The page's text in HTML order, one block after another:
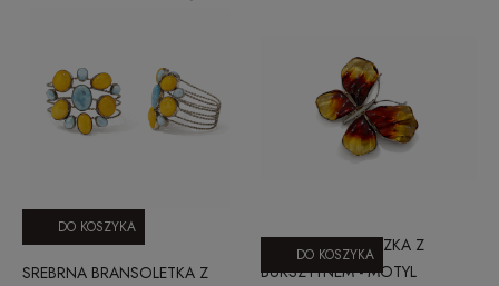
SREBRNA BRANSOLETKA Z
DO KOSZYKA
SREBRNA ZAWIESZKA Z
BURSZTYNEM - MOTYL
DO KOSZYKA